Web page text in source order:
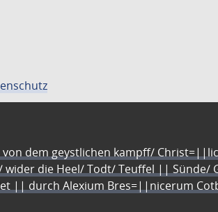
dem geystlichen kampff/
die Heel/ Todt/ Teuffel || Sünde/
|| durch Alexium Bres=||nicerum